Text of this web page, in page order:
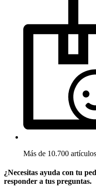
Más de 10.700 artículos
¿Necesitas ayuda con tu
responder a tus preguntas.